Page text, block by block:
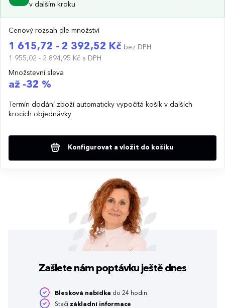
v dalším kroku
Cenový rozsah dle množství
1 615,72 - 2 392,52 Kč bez DPH
1 955,02 - 2 894,95 Kč s DPH
Množstevní sleva
až -32 %
Termín dodání zboží automaticky vypočítá košík v dalších
krocích objednávky
Konfigurovat a vložit do košíku
Zašlete nám poptávku ještě dnes
Blesková nabídka do 24 hodin
Stačí základní informace